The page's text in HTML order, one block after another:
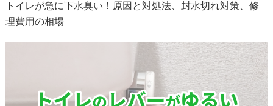
トイレが急に下水臭い！原因と対処法、封水切れ対策、修
理費用の相場